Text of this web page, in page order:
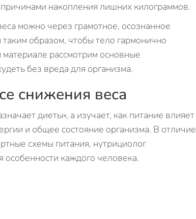
накопления лишних килограммов.
можно через грамотное, осознанное
образом, чтобы тело гармонично
рассмотрим основные
без вреда для организма.
снижения веса
диеты», а изучает, как питание влияет
и общее состояние организма. В отличие
схемы питания, нутрициолог
особенности каждого человека.